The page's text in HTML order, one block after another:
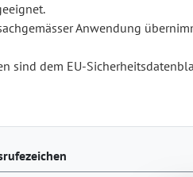
Anwendung
sind dem EU-